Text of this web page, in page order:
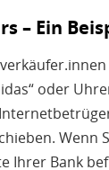
– Ein
oder
Wenn
Ihrer Bank